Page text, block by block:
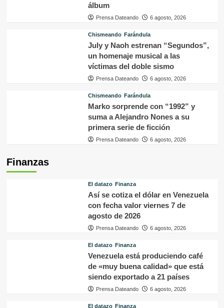
álbum
Prensa Dateando 6 agosto, 2026
Chismeando Farándula
July y Naoh estrenan “Segundos”,
un homenaje musical a las
víctimas del doble sismo
Prensa Dateando 6 agosto, 2026
Chismeando Farándula
Marko sorprende con “1992” y
suma a Alejandro Nones a su
primera serie de ficción
Prensa Dateando 6 agosto, 2026
Finanzas
El datazo Finanza
Así se cotiza el dólar en Venezuela
con fecha valor viernes 7 de
agosto de 2026
Prensa Dateando 6 agosto, 2026
El datazo Finanza
Venezuela está produciendo café
de «muy buena calidad» que está
siendo exportado a 21 países
Prensa Dateando 6 agosto, 2026
El datazo Finanza